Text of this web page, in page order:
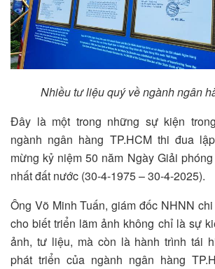
Nhiều tư liệu quý về ngành ngân
Đây là một trong những sự kiện
ngành ngân hàng TP.HCM thi đua
mừng kỷ niệm 50 năm Ngày Giải
nhất đất nước (30-4-1975 – 30-4-2025).
Ông Võ Minh Tuấn, giám đốc NHNN
cho biết triển lãm ảnh không chỉ là sự
ảnh, tư liệu, mà còn là hành trình tái
phát triển của ngành ngân hàng